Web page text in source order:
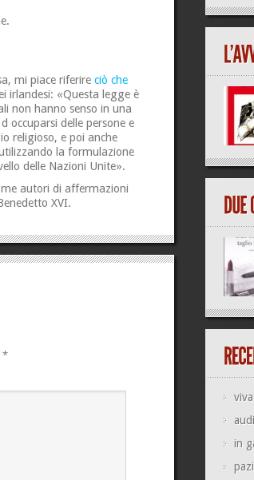
mi piace riferireciò che
irlandesi: «Questa legge è
non hanno senso in una
occuparsi delle persone e
religioso, e poi anche
la formulazione
delle Nazioni Unite».
autori di affermazioni
XVI.
*
in